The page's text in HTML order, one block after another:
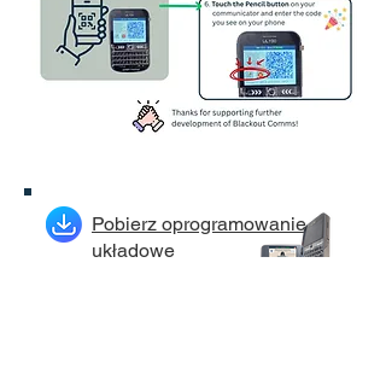
Pobierz oprogramowanie
układowe